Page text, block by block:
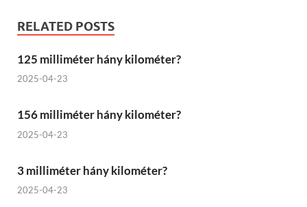
RELATED POSTS
125 milliméter hány kilométer?
2025-04-23
156 milliméter hány kilométer?
2025-04-23
3 milliméter hány kilométer?
2025-04-23